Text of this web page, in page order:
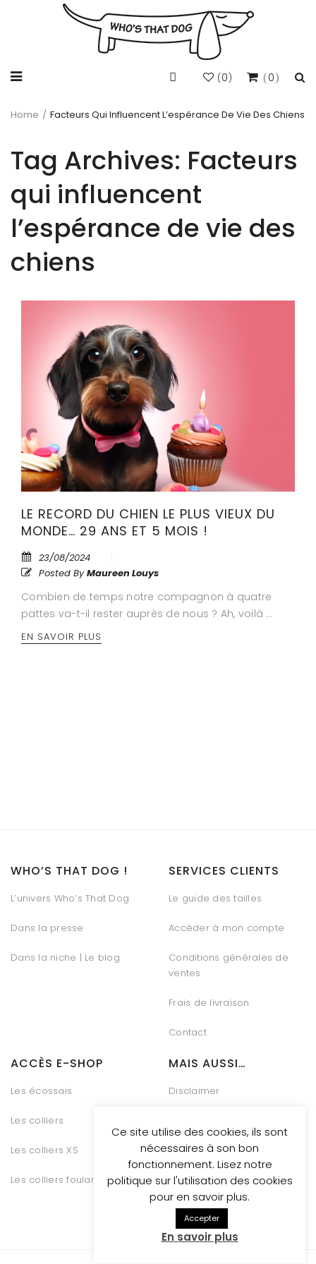
0
(0)
Home / Facteurs Qui Influencent L’espérance De Vie Des Chiens
Tag Archives: Facteurs
qui influencent
l’espérance de vie des
chiens
LE RECORD DU CHIEN LE PLUS VIEUX DU
MONDE… 29 ANS ET 5 MOIS !
23/08/2024
Posted ByMaureen Louys
Combien de temps notre compagnon à quatre
pattes va-t-il rester auprès de nous ? Ah, voilà …
EN SAVOIR PLUS
WHO’S THAT DOG !
L’univers Who’s That Dog
Dans la presse
Dans la niche | Le blog
SERVICES CLIENTS
Le guide des tailles
Accéder à mon compte
Conditions générales de
ventes
Frais de livraison
Contact
ACCÈS E-SHOP
Les écossais
Les colliers
Les colliers XS
Les colliers foulards
MAIS AUSSI…
Disclaimer
Gestion des Cookies
Conditions générales de
vente
Ce site utilise des cookies, ils sont
nécessaires à son bon
fonctionnement. Lisez notre
politique sur l'utilisation des cookies
pour en savoir plus.
Accepter
En savoir plus